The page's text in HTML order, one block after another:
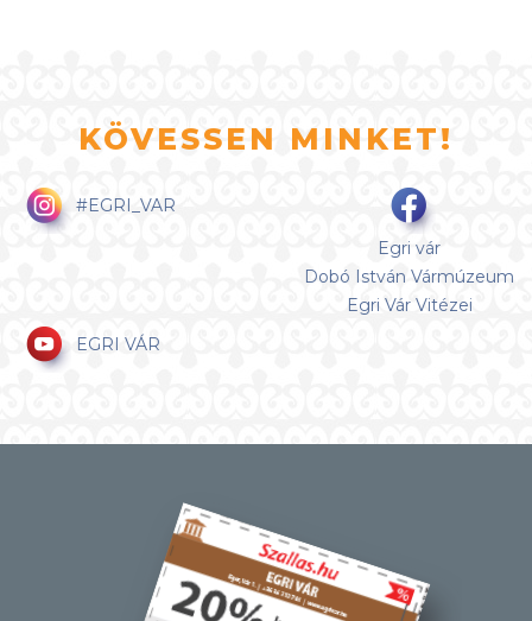
KÖVESSEN MINKET!
#EGRI_VAR
Egri vár
Dobó István Vármúzeum
Egri Vár Vitézei
EGRI VÁR